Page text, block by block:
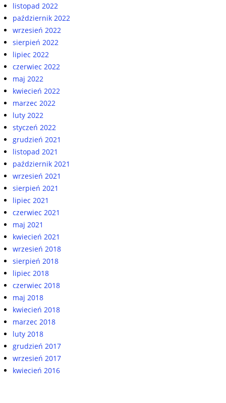
listopad 2022
październik 2022
wrzesień 2022
sierpień 2022
lipiec 2022
czerwiec 2022
maj 2022
kwiecień 2022
marzec 2022
luty 2022
styczeń 2022
grudzień 2021
listopad 2021
październik 2021
wrzesień 2021
sierpień 2021
lipiec 2021
czerwiec 2021
maj 2021
kwiecień 2021
wrzesień 2018
sierpień 2018
lipiec 2018
czerwiec 2018
maj 2018
kwiecień 2018
marzec 2018
luty 2018
grudzień 2017
wrzesień 2017
kwiecień 2016